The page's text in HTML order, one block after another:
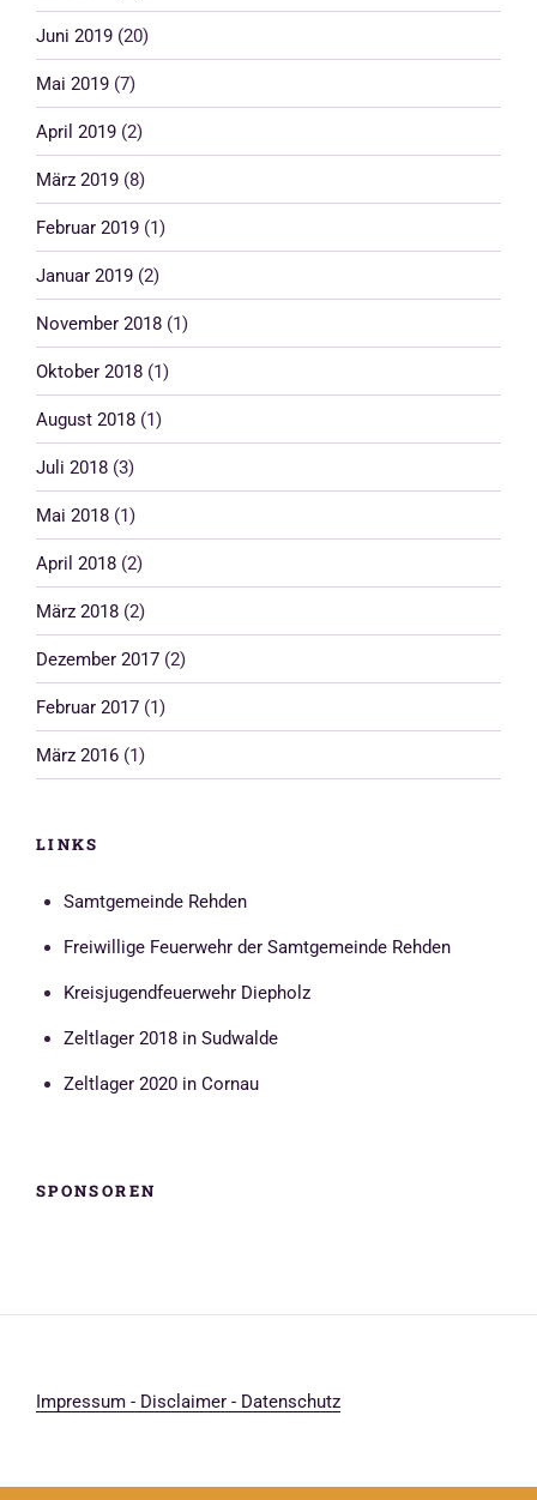
Juni 2019 (20)
Mai 2019 (7)
April 2019 (2)
März 2019 (8)
Februar 2019 (1)
Januar 2019 (2)
November 2018 (1)
Oktober 2018 (1)
August 2018 (1)
Juli 2018 (3)
Mai 2018 (1)
April 2018 (2)
März 2018 (2)
Dezember 2017 (2)
Februar 2017 (1)
März 2016 (1)
LINKS
Samtgemeinde Rehden
Freiwillige Feuerwehr der Samtgemeinde Rehden
Kreisjugendfeuerwehr Diepholz
Zeltlager 2018 in Sudwalde
Zeltlager 2020 in Cornau
SPONSOREN
Impressum - Disclaimer - Datenschutz